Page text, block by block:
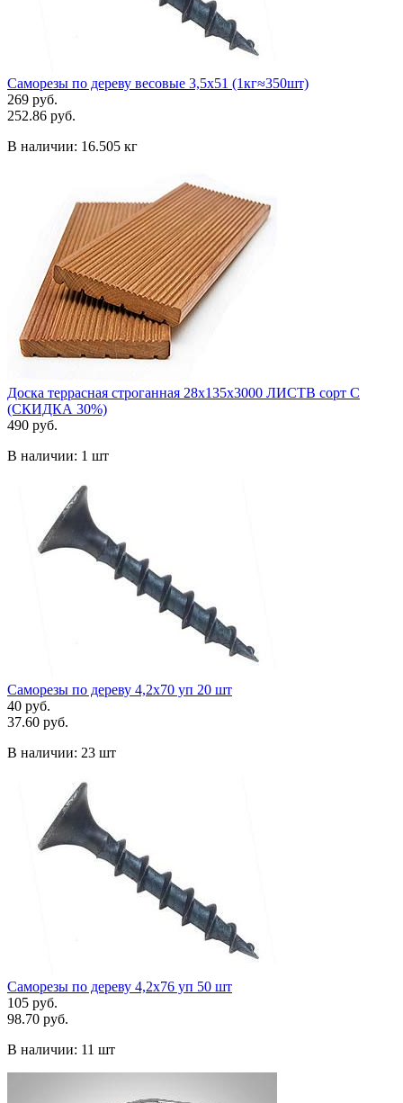
Саморезы по дереву весовые 3,5х51 (1кг≈350шт)
269 руб.
252.86 руб.
В наличии: 16.505 кг
Доска террасная строганная 28х135х3000 ЛИСТВ сорт С
(СКИДКА 30%)
490 руб.
В наличии: 1 шт
Саморезы по дереву 4,2х70 уп 20 шт
40 руб.
37.60 руб.
В наличии: 23 шт
Саморезы по дереву 4,2х76 уп 50 шт
105 руб.
98.70 руб.
В наличии: 11 шт